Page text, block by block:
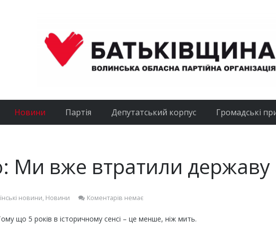
Новини Партія Депутатський корпус Громадські
Ми вже втратили державу
новини, Новини Коментарів немає
що 5 років в історичному сенсі – це менше, ніж мить.